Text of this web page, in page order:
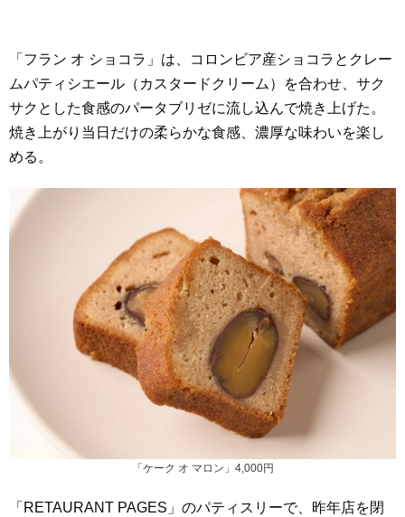
「フラン オ ショコラ」は、コロンビア産ショコラとクレー
ムパティシエール（カスタードクリーム）を合わせ、サク
サクとした食感のパータブリゼに流し込んで焼き上げた。
焼き上がり当日だけの柔らかな食感、濃厚な味わいを楽し
める。
「ケーク オ マロン」4,000円
「RETAURANT PAGES」のパティスリーで、昨年店を閉